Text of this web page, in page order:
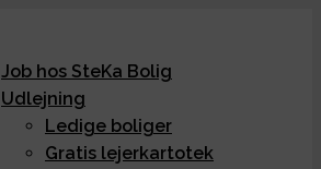
Job hos SteKa Bolig
Udlejning
Ledige boliger
Gratis lejerkartotek